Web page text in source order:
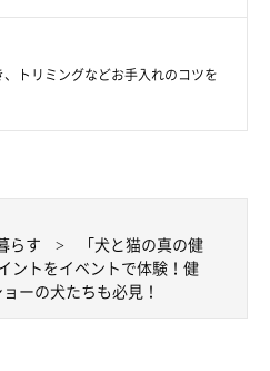
奨）。
スを受ける
をもつ専門家とコミュニケーショ
ける。
こちら！
トリミングなどお手入れのコツを
らす
「犬と猫の真の健
ントをイベントで体験！健
ーの犬たちも必見！